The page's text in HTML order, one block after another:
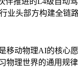
头部方构建全链
动物理AI的核心
理世界的通用规